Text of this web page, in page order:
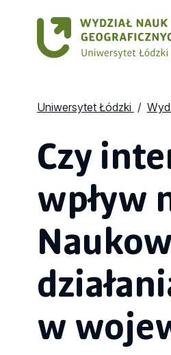
Uniwersytet Łódzki
Czy
wpływ
w